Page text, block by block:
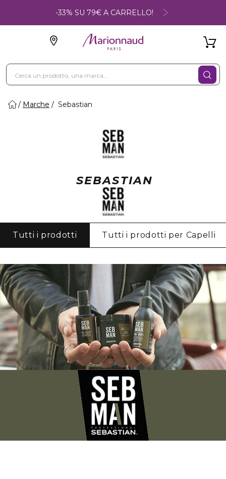
-33% SU 79€ A CARRELLO!
Marche Sebastian
SEBASTIAN
Tutti i prodotti Tutti i prodotti per Capelli